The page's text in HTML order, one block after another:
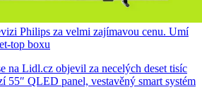
Philips za velmi zajímavou cenu. Umí
top boxu
na Lidl.cz objevil za necelých deset tisíc
55″ QLED panel, vestavěný smart systém